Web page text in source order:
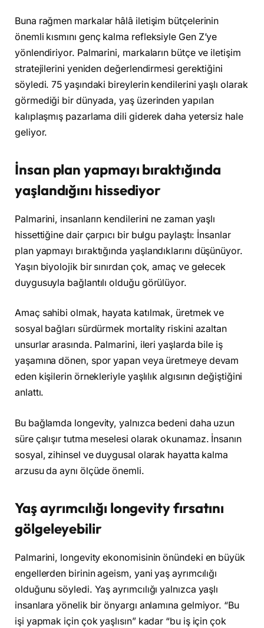
Buna rağmen markalar hâlâ iletişim bütçelerinin
önemli kısmını genç kalma refleksiyle Gen Z’ye
yönlendiriyor. Palmarini, markaların bütçe ve iletişim
stratejilerini yeniden değerlendirmesi gerektiğini
söyledi. 75 yaşındaki bireylerin kendilerini yaşlı olarak
görmediği bir dünyada, yaş üzerinden yapılan
kalıplaşmış pazarlama dili giderek daha yetersiz hale
geliyor.
İnsan plan yapmayı bıraktığında
yaşlandığını hissediyor
Palmarini, insanların kendilerini ne zaman yaşlı
hissettiğine dair çarpıcı bir bulgu paylaştı: İnsanlar
plan yapmayı bıraktığında yaşlandıklarını düşünüyor.
Yaşın biyolojik bir sınırdan çok, amaç ve gelecek
duygusuyla bağlantılı olduğu görülüyor.
Amaç sahibi olmak, hayata katılmak, üretmek ve
sosyal bağları sürdürmek mortality riskini azaltan
unsurlar arasında. Palmarini, ileri yaşlarda bile iş
yaşamına dönen, spor yapan veya üretmeye devam
eden kişilerin örnekleriyle yaşlılık algısının değiştiğini
anlattı.
Bu bağlamda longevity, yalnızca bedeni daha uzun
süre çalışır tutma meselesi olarak okunamaz. İnsanın
sosyal, zihinsel ve duygusal olarak hayatta kalma
arzusu da aynı ölçüde önemli.
Yaş ayrımcılığı longevity fırsatını
gölgeleyebilir
Palmarini, longevity ekonomisinin önündeki en büyük
engellerden birinin ageism, yani yaş ayrımcılığı
olduğunu söyledi. Yaş ayrımcılığı yalnızca yaşlı
insanlara yönelik bir önyargı anlamına gelmiyor. “Bu
işi yapmak için çok yaşlısın” kadar “bu iş için çok